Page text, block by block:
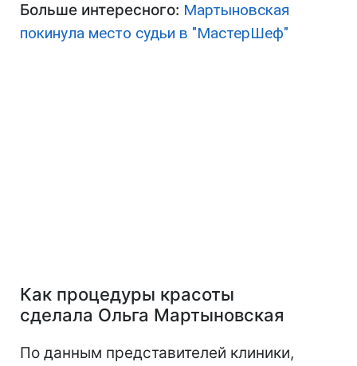
Больше интересного: Мартыновская
покинула место судьи в "МастерШеф"
Как процедуры красоты
сделала Ольга Мартыновская
По данным представителей клиники,